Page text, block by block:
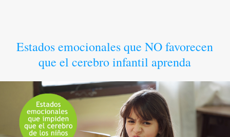
Estados emocionales que NO favorecen
que el cerebro infantil aprenda